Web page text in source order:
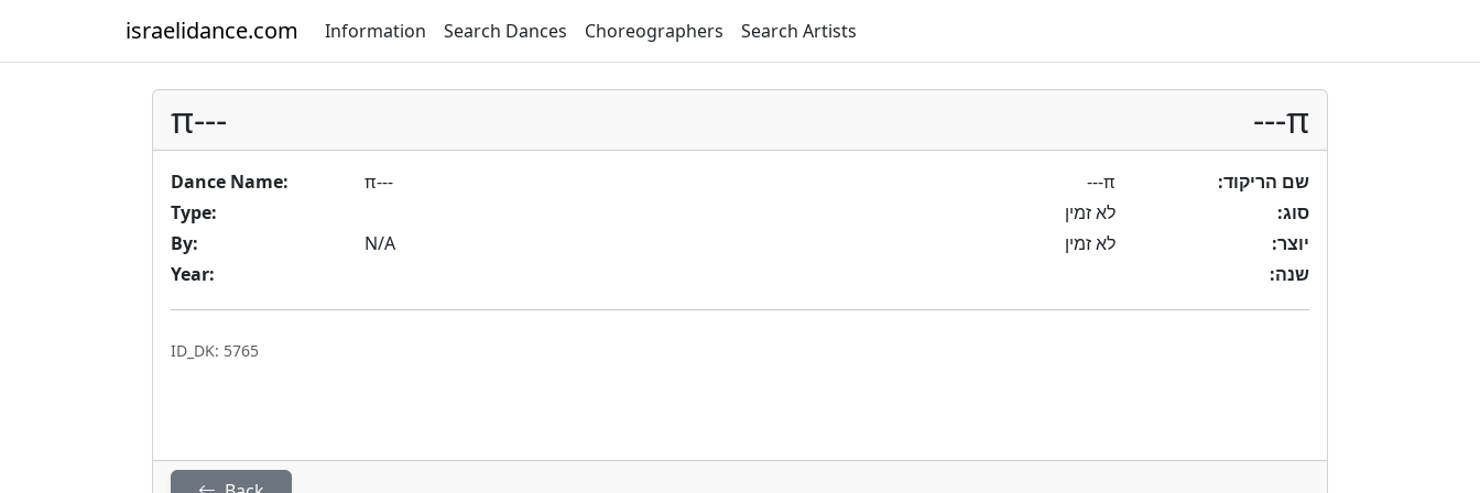
israelidance.com Information Search Dances Choreographers Search Artists
π--- π---
Dance Name:
π---
Type:
By:
N/A
Year:
שם הריקוד:
π---
סוג:
לא זמין
יוצר:
לא זמין
שנה:
ID_DK: 5765